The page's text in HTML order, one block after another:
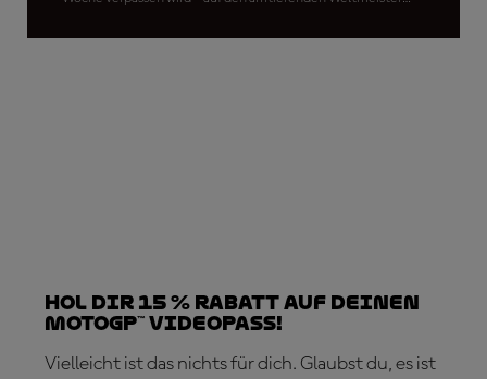
Hol dir 15 % Rabatt auf deinen
MotoGP™ VideoPass!
Vielleicht ist das nichts für dich. Glaubst du, es ist